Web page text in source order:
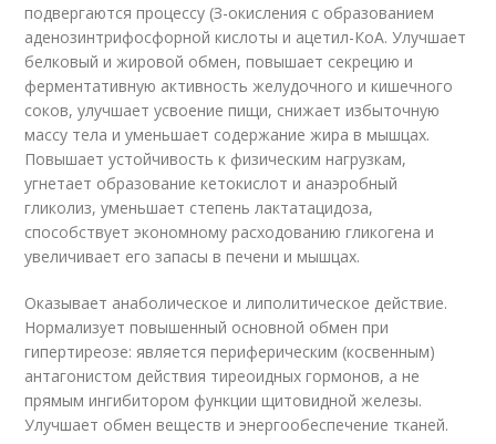
подвергаются процессу (З-окисления с образованием
аденозинтрифосфорной кислоты и ацетил-КоА. Улучшает
белковый и жировой обмен, повышает секрецию и
ферментативную активность желудочного и кишечного
соков, улучшает усвоение пищи, снижает избыточную
массу тела и уменьшает содержание жира в мышцах.
Повышает устойчивость к физическим нагрузкам,
угнетает образование кетокислот и анаэробный
гликолиз, уменьшает степень лактатацидоза,
способствует экономному расходованию гликогена и
увеличивает его запасы в печени и мышцах.
Оказывает анаболическое и липолитическое действие.
Нормализует повышенный основной обмен при
гипертиреозе: является периферическим (косвенным)
антагонистом действия тиреоидных гормонов, а не
прямым ингибитором функции щитовидной железы.
Улучшает обмен веществ и энергообеспечение тканей.